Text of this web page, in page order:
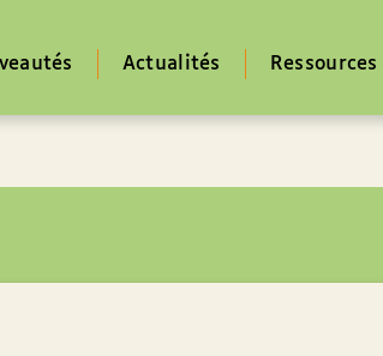
Actualités Ressources